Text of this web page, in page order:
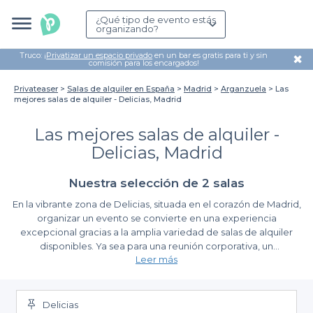
¿Qué tipo de evento estás
organizando?
Truco: ¡Privatizar un espacio privado en un bar es gratis para ti y sin
comisión para los encargados! ✖
Privateaser Salas de alquiler en España Madrid Arganzuela
Las
mejores salas de alquiler - Delicias, Madrid
Las mejores salas de alquiler -
Delicias, Madrid
Nuestra selección de 2 salas
En la vibrante zona de Delicias, situada en el corazón de Madrid,
organizar un evento se convierte en una experiencia
excepcional gracias a la amplia variedad de salas de alquiler
disponibles. Ya sea para una reunión corporativa, un
cumpleaños, o cualquier ocasión especial, contar con un
evento. Aquí, en Privateaser, te ayudamos a encontrar la sala
perfecta que se adapte a tus necesidades y preferencias.
Descubre las ventajas de alquilar salas con
Leer más
Delicias